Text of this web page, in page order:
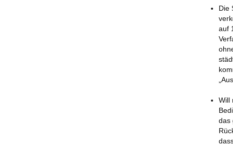
Die
auf
Will
das